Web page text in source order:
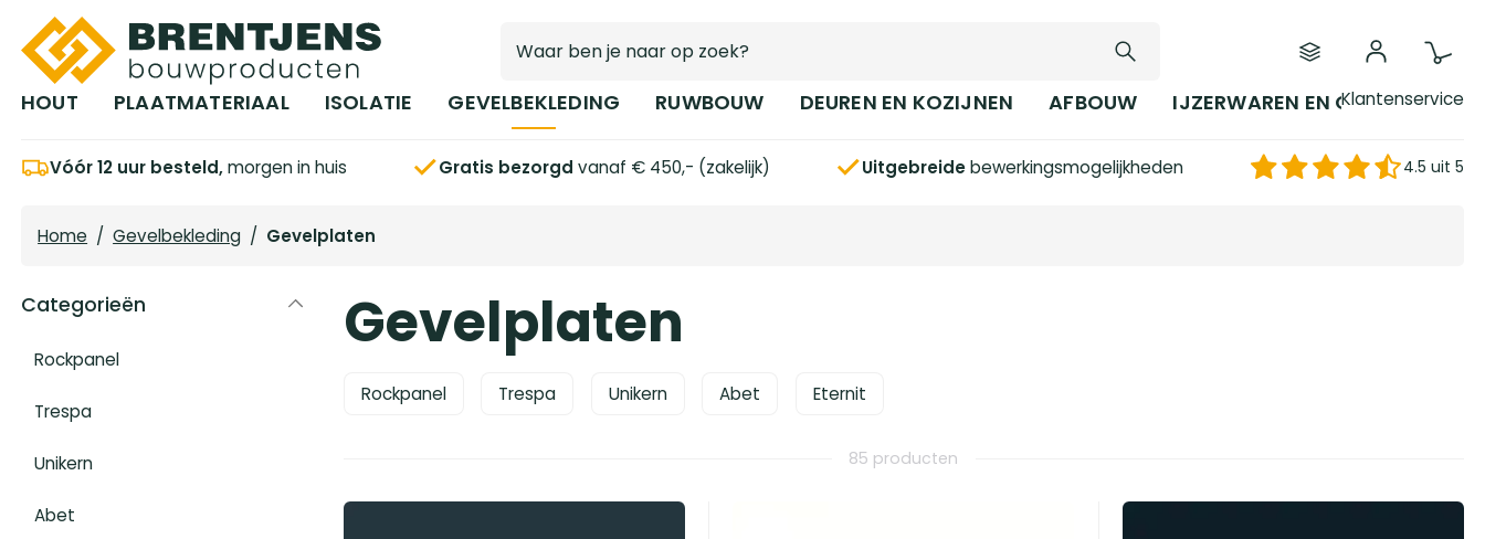
Ga naar hoofdinhoud
HOUT PLAATMATERIAAL ISOLATIE GEVELBEKLEDING RUWBOUW DEUREN EN KOZIJNEN AFBOUW IJZERWAREN EN GEREEDSCHAP
Klantenservice
Vóór 12 uur besteld,morgen in huis Gratis bezorgd vanaf € 450,- (zakelijk) Uitgebreidebewerkingsmogelijkheden 4.5 uit 5
Home / Gevelbekleding / Gevelplaten
Gevelplaten
Rockpanel Trespa Unikern Abet Eternit
85 producten
Categorieën
Rockpanel
Trespa
Unikern
Abet